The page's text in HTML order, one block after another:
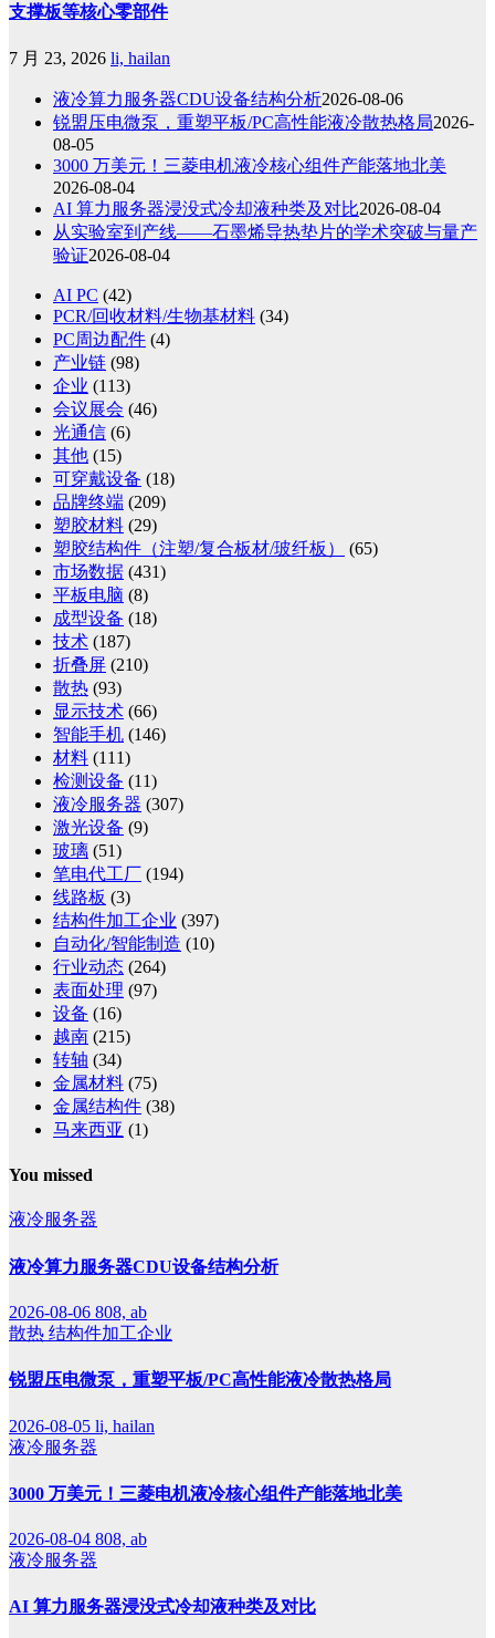
支撑板等核心零部件
7 月 23, 2026 li, hailan
液冷算力服务器CDU设备结构分析2026-08-06
锐盟压电微泵，重塑平板/PC高性能液冷散热格局2026-
08-05
3000 万美元！三菱电机液冷核心组件产能落地北美
2026-08-04
AI 算力服务器浸没式冷却液种类及对比2026-08-04
从实验室到产线——石墨烯导热垫片的学术突破与量产
验证2026-08-04
AI PC (42)
PCR/回收材料/生物基材料 (34)
PC周边配件 (4)
产业链 (98)
企业 (113)
会议展会 (46)
光通信 (6)
其他 (15)
可穿戴设备 (18)
品牌终端 (209)
塑胶材料 (29)
塑胶结构件（注塑/复合板材/玻纤板）
(65)
市场数据 (431)
平板电脑 (8)
成型设备 (18)
技术 (187)
折叠屏 (210)
散热 (93)
显示技术 (66)
智能手机 (146)
材料 (111)
检测设备 (11)
液冷服务器 (307)
激光设备 (9)
玻璃 (51)
笔电代工厂 (194)
线路板 (3)
结构件加工企业 (397)
自动化/智能制造 (10)
行业动态 (264)
表面处理 (97)
设备 (16)
越南 (215)
转轴 (34)
金属材料 (75)
金属结构件 (38)
马来西亚 (1)
You missed
液冷服务器
液冷算力服务器CDU设备结构分析
2026-08-06 808, ab
散热 结构件加工企业
锐盟压电微泵，重塑平板/PC高性能液冷散热格局
2026-08-05 li, hailan
液冷服务器
3000 万美元！三菱电机液冷核心组件产能落地北美
2026-08-04 808, ab
液冷服务器
AI 算力服务器浸没式冷却液种类及对比